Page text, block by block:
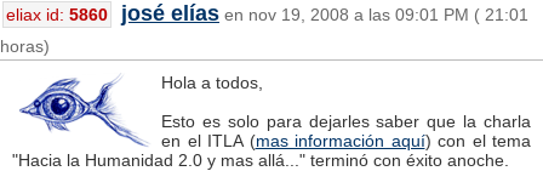
eliax id: 5860 josé elías en nov 19, 2008 a las 09:01 PM ( 21:01
horas)
Hola a todos,
Esto es solo para dejarles saber que la charla
en el ITLA (mas información aquí) con el tema
"Hacia la Humanidad 2.0 y mas allá..." terminó con éxito anoche.